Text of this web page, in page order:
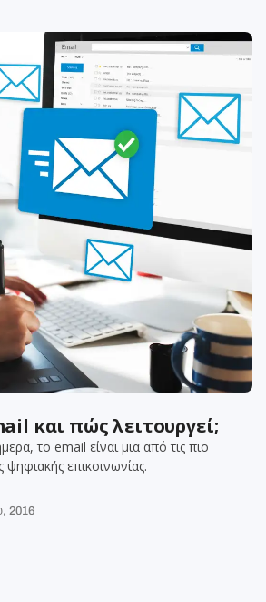
και πώς λειτουργεί;
το email είναι μια από τις πιο
επικοινωνίας.
2016